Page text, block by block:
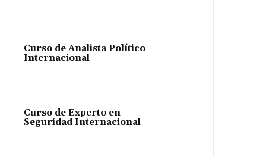
Curso de Analista Político
Internacional
Curso de Experto en
Seguridad Internacional